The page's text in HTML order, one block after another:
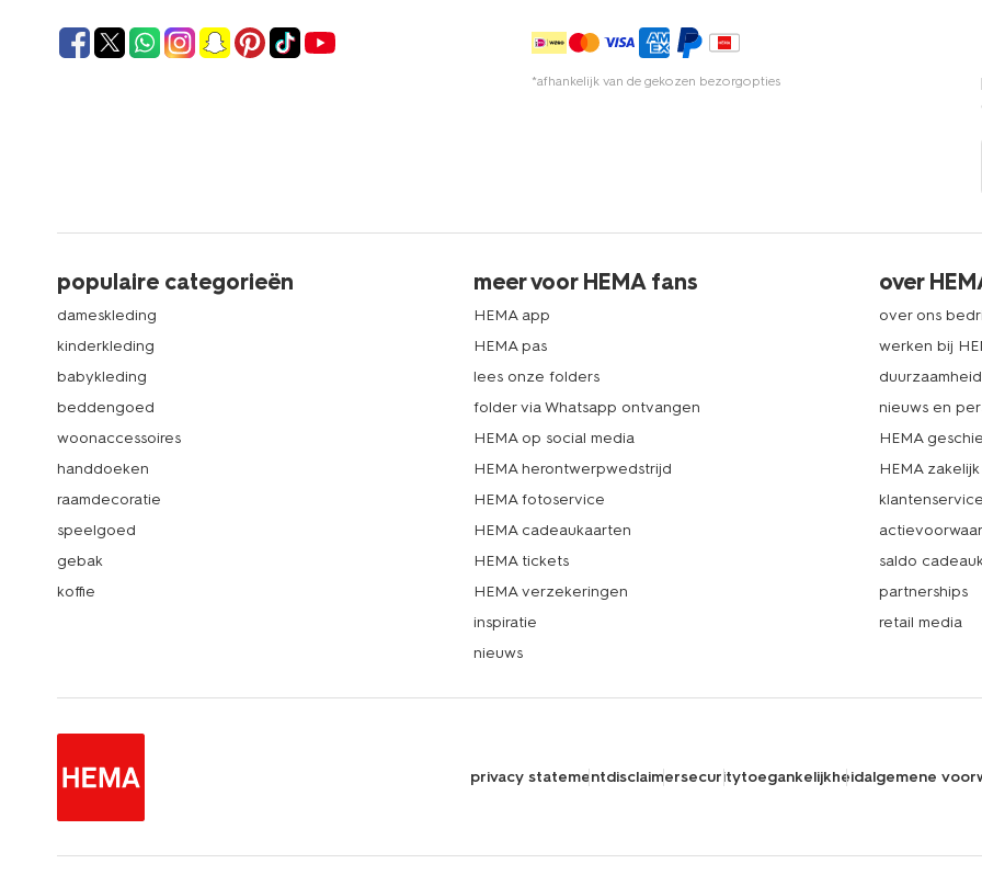
*afhankelijk van de gekozen bezorgopties
populaire categorieën
dameskleding
kinderkleding
babykleding
beddengoed
woonaccessoires
handdoeken
raamdecoratie
speelgoed
gebak
koffie
meer voor HEMA fans
HEMA app
HEMA pas
lees onze folders
folder via Whatsapp ontvangen
HEMA op social media
HEMA herontwerpwedstrijd
HEMA fotoservice
HEMA cadeaukaarten
HEMA tickets
HEMA verzekeringen
inspiratie
nieuws
over
over ons
werken bij
duurzaamheid
nieuws en
HEMA
HEMA zakelijk
saldo
partnerships
retail media
privacy statementdisclaimersecuritytoegankelijkheidalgemene